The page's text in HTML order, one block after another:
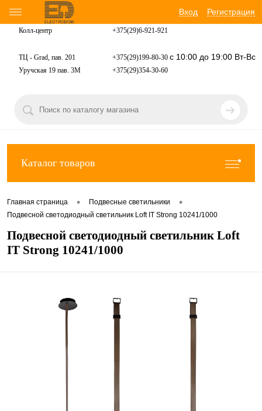
Вход Регистрация
Колл-центр +375(29)6-921-921
ТЦ - Grad, пав. 201 +375(29)199-80-30 с 10:00 до 19:00 Вт-Вс
Уручская 19 пав. 3М +375(29)354-30-60
Каталог товаров
Главная страница • Подвесные светильники •
Подвесной светодиодный светильник Loft IT Strong 10241/1000
Подвесной светодиодный светильник Loft
IT Strong 10241/1000